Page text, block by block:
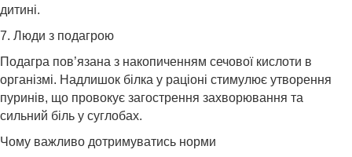
дитині.
7. Люди з подагрою
Подагра пов’язана з накопиченням сечової кислоти в
організмі. Надлишок білка у раціоні стимулює утворення
пуринів, що провокує загострення захворювання та
сильний біль у суглобах.
Чому важливо дотримуватись норми